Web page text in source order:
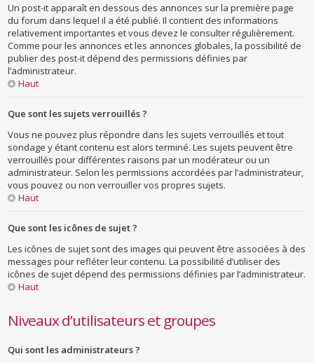
Un post-it apparaît en dessous des annonces sur la première page
du forum dans lequel il a été publié. Il contient des informations
relativement importantes et vous devez le consulter régulièrement.
Comme pour les annonces et les annonces globales, la possibilité de
publier des post-it dépend des permissions définies par
l’administrateur.
Haut
Que sont les sujets verrouillés ?
Vous ne pouvez plus répondre dans les sujets verrouillés et tout
sondage y étant contenu est alors terminé. Les sujets peuvent être
verrouillés pour différentes raisons par un modérateur ou un
administrateur. Selon les permissions accordées par l’administrateur,
vous pouvez ou non verrouiller vos propres sujets.
Haut
Que sont les icônes de sujet ?
Les icônes de sujet sont des images qui peuvent être associées à des
messages pour refléter leur contenu. La possibilité d’utiliser des
icônes de sujet dépend des permissions définies par l’administrateur.
Haut
Niveaux d’utilisateurs et groupes
Qui sont les administrateurs ?